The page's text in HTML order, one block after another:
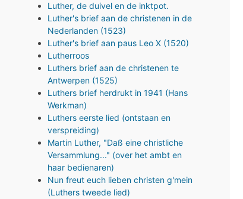
Luther, de duivel en de inktpot.
Luther's brief aan de christenen in de
Nederlanden (1523)
Luther's brief aan paus Leo X (1520)
Lutherroos
Luthers brief aan de christenen te
Antwerpen (1525)
Luthers brief herdrukt in 1941 (Hans
Werkman)
Luthers eerste lied (ontstaan en
verspreiding)
Martin Luther, "Daß eine christliche
Versammlung..." (over het ambt en
haar bedienaren)
Nun freut euch lieben christen g'mein
(Luthers tweede lied)